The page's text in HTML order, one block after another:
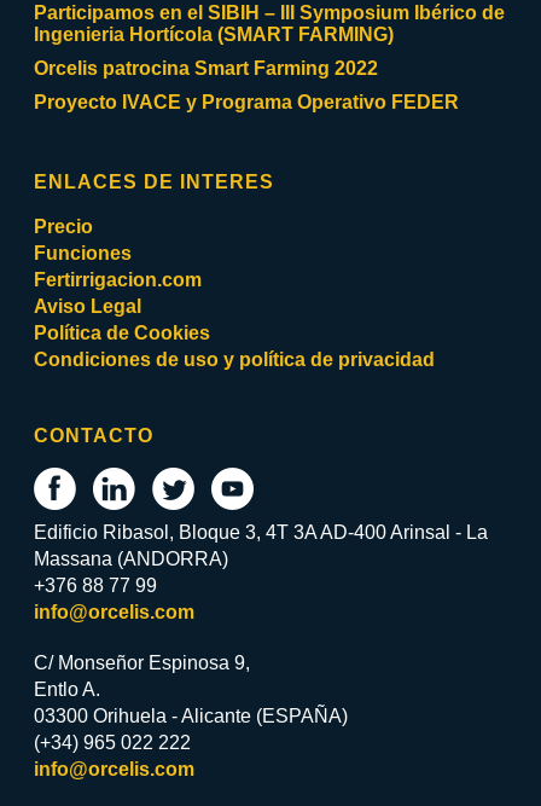
Participamos en el SIBIH – III Symposium Ibérico de
Ingenieria Hortícola (SMART FARMING)
Orcelis patrocina Smart Farming 2022
Proyecto IVACE y Programa Operativo FEDER
ENLACES DE INTERES
Precio
Funciones
Fertirrigacion.com
Aviso Legal
Política de Cookies
Condiciones de uso y política de privacidad
CONTACTO
Edificio Ribasol, Bloque 3, 4T 3A AD-400 Arinsal - La
Massana (ANDORRA)
+376 88 77 99
info@orcelis.com
C/ Monseñor Espinosa 9,
Entlo A.
03300 Orihuela - Alicante (ESPAÑA)
(+34) 965 022 222
info@orcelis.com